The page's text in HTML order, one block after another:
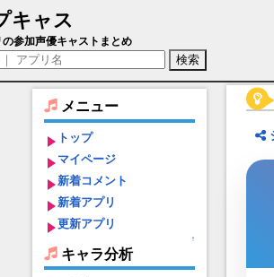
キャス
ベート（声優：大久保瑠美)【Fate/
の参加声優キャストまとめ
メニュー
トップ
マイページ
新着コメント
新着アプリ
更新アプリ
↑
キャラ分析